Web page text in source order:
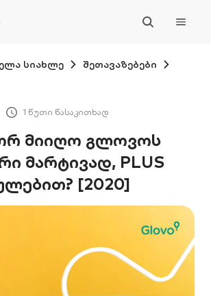
სიახლე
შეთავაზებები
1 წუთი წასაკითხად
მიიღო გლოვოს
მარტივად, PLUS
[2020]